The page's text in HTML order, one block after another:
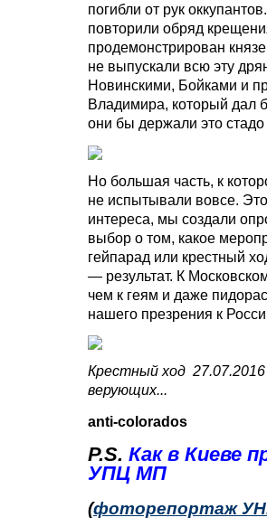
погибли от рук
повторили обряд
продемонстрирован
не выпускали всю эту
Новинскими, Бойками и
Владимира, который дал
они бы держали это
Но большая часть, к
не испытывали вовсе.
интереса, мы создали
выбор о том, какое
гейпарад или крестный
— результат. К
чем к геям и даже
нашего презрения к
Крестный ход
верующих...
anti-colorados
P.S. Как в Киеве
УПЦ МП
(фоторепортаж